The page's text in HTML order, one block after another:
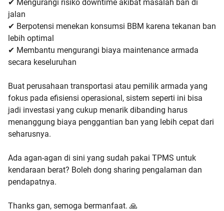
✔ Mengurangi risiko downtime akibat masalah ban di
jalan
✔ Berpotensi menekan konsumsi BBM karena tekanan ban
lebih optimal
✔ Membantu mengurangi biaya maintenance armada
secara keseluruhan
Buat perusahaan transportasi atau pemilik armada yang
fokus pada efisiensi operasional, sistem seperti ini bisa
jadi investasi yang cukup menarik dibanding harus
menanggung biaya penggantian ban yang lebih cepat dari
seharusnya.
Ada agan-agan di sini yang sudah pakai TPMS untuk
kendaraan berat? Boleh dong sharing pengalaman dan
pendapatnya.
Thanks gan, semoga bermanfaat. 🙏